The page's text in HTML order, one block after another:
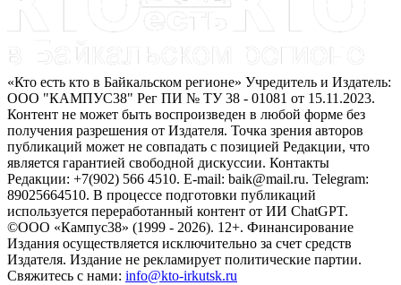
«Кто есть кто в Байкальском регионе» Учредитель и Издатель:
ООО "КАМПУС38" Рег ПИ № ТУ 38 - 01081 от 15.11.2023.
Контент не может быть воспроизведен в любой форме без
получения разрешения от Издателя. Точка зрения авторов
публикаций может не совпадать с позицией Редакции, что
является гарантией свободной дискуссии. Контакты
Редакции: +7(902) 566 4510. E-mail: baik@mail.ru. Telegram:
89025664510. В процессе подготовки публикаций
используется переработанный контент от ИИ ChatGPT.
©ООО «Кампус38» (1999 - 2026). 12+. Финансирование
Издания осуществляется исключительно за счет средств
Издателя. Издание не рекламирует политические партии.
Свяжитесь с нами: info@kto-irkutsk.ru